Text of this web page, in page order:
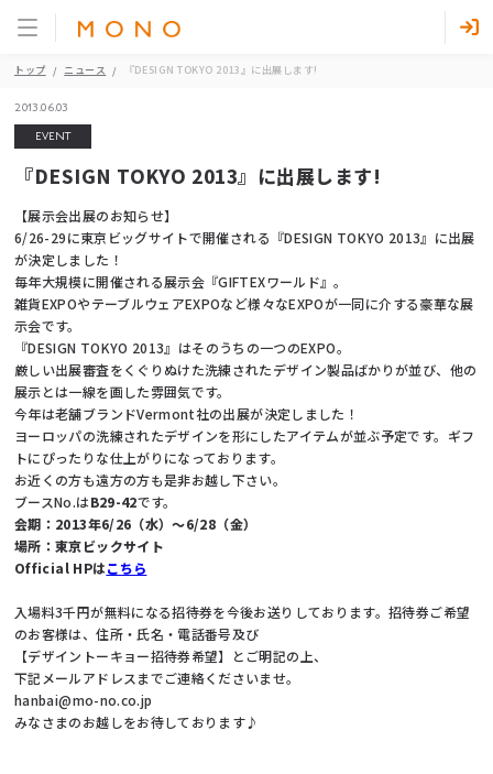
トップ ニュース 『DESIGN TOKYO 2013』に出展します!
2013.06.03
EVENT
『DESIGN TOKYO 2013』に出展します!
【展示会出展のお知らせ】
6/26-29に東京ビッグサイトで開催される『DESIGN TOKYO 2013』に出展
が決定しました！
毎年大規模に開催される展示会『GIFTEXワールド』。
雑貨EXPOやテーブルウェアEXPOなど様々なEXPOが一同に介する豪華な展
示会です。
『DESIGN TOKYO 2013』はそのうちの一つのEXPO。
厳しい出展審査をくぐりぬけた洗練されたデザイン製品ばかりが並び、他の
展示とは一線を画した雰囲気です。
今年は老舗ブランドVermont社の出展が決定しました！
ヨーロッパの洗練されたデザインを形にしたアイテムが並ぶ予定です。ギフ
トにぴったりな仕上がりになっております。
お近くの方も遠方の方も是非お越し下さい。
ブースNo.はB29-42です。
会期：2013年6/26（水）～6/28（金）
場所：東京ビックサイト
Official HPはこちら
入場料3千円が無料になる招待券を今後お送りしております。招待券ご希望
のお客様は、住所・氏名・電話番号及び
【デザイントーキョー招待券希望】とご明記の上、
下記メールアドレスまでご連絡くださいませ。
hanbai@mo-no.co.jp
みなさまのお越しをお待しております♪